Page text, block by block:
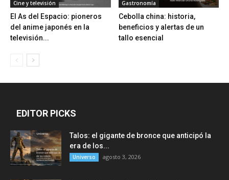
Cine y televisión
El As del Espacio: pioneros
del anime japonés en la
televisión...
Gastronomía
Cebolla china: historia,
beneficios y alertas de un
tallo esencial
EDITOR PICKS
Talos: el gigante de bronce que anticipó la
era de los...
Universo agosto 3, 2026